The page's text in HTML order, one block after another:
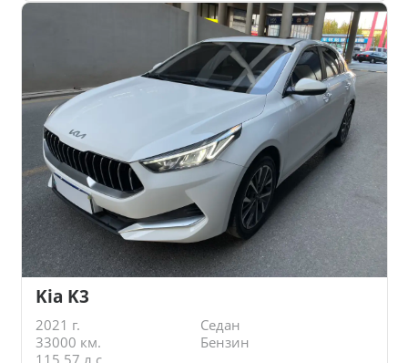
Kia K3
2021 г.
Седан
33000 км.
Бензин
115.57 л.с.